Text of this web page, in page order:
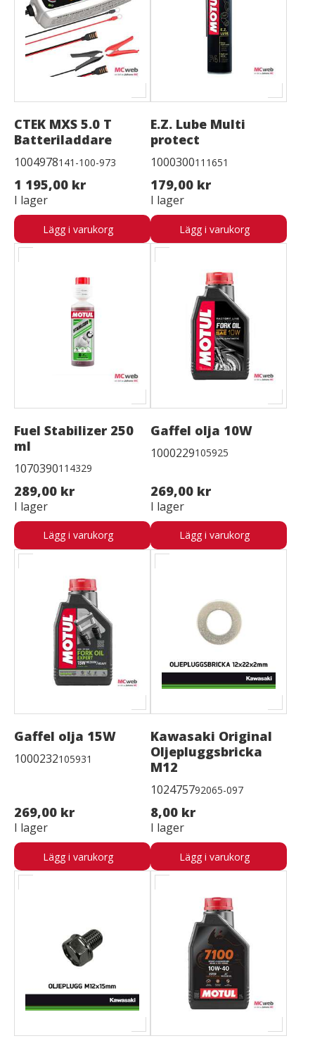
CTEK MXS 5.0 T
Batteriladdare
1004978141-100-973
1 195,00 kr
I lager
Lägg i varukorg
E.Z. Lube Multi
protect
1000300111651
179,00 kr
I lager
Lägg i varukorg
Fuel Stabilizer 250
ml
1070390114329
289,00 kr
I lager
Lägg i varukorg
Gaffel olja 10W
1000229105925
269,00 kr
I lager
Lägg i varukorg
Gaffel olja 15W
1000232105931
269,00 kr
I lager
Lägg i varukorg
Kawasaki Original
Oljepluggsbricka
M12
102475792065-097
8,00 kr
I lager
Lägg i varukorg